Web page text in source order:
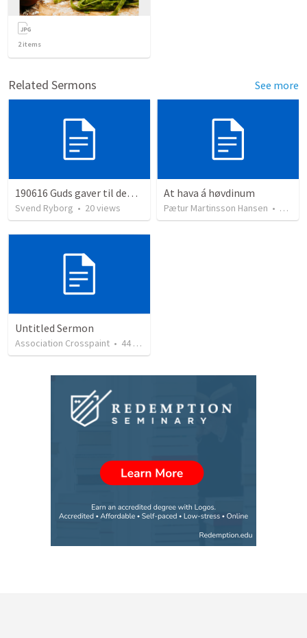
2items
Related Sermons See more
190616 Guds gaver til den enkelte
Svend Ryborg • 20views
At hava á høvdinum
Pætur Martinsson Hansen • 39
Untitled Sermon
Association Crosspaint • 44 views